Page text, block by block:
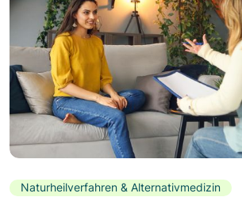
Naturheilverfahren & Alternativmedizin